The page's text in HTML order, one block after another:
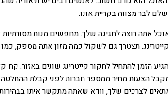
לבר מצווה בקריית אונו.
אתה רוצה לחגיגה שלך. מחפשים מנות
תצטרך גם לשקול כמה מזון אתה מספק, כמו גם
הזמן להתחיל לחקור קייטרינג שונים באזור.
הצעות מחיר ממספר חברות לפני קבלת ההחלטה
לצרכים שלך, וודא שאתה מתקשר איתו